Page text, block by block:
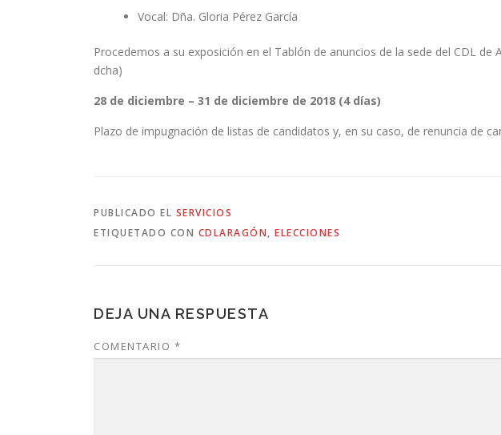
Vocal: Dña. Gloria Pérez García
Procedemos a su exposición en el Tablón de anuncios de la sede del CDL de
dcha)
28 de diciembre – 31 de diciembre de 2018 (4 días)
Plazo de impugnación de listas de candidatos y, en su caso, de renuncia de
PUBLICADO EL SERVICIOS
ETIQUETADO CON CDLARAGÓN, ELECCIONES
DEJA UNA RESPUESTA
COMENTARIO *